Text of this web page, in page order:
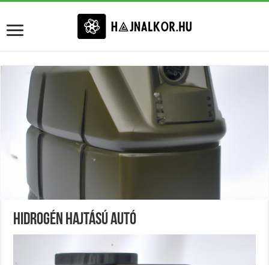
Hidrogén Hajtású Autó